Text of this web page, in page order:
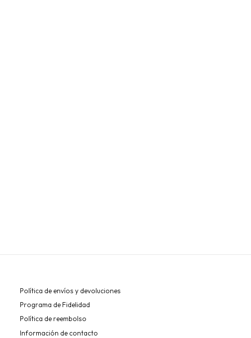
Política de envíos y devoluciones
Programa de Fidelidad
Política de reembolso
Información de contacto